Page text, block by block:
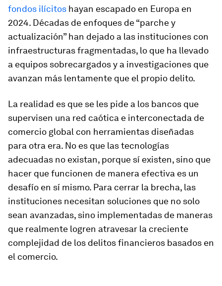
fondos ilícitos hayan escapado en Europa en
2024. Décadas de enfoques de “parche y
actualización” han dejado a las instituciones con
infraestructuras fragmentadas, lo que ha llevado
a equipos sobrecargados y a investigaciones que
avanzan más lentamente que el propio delito.
La realidad es que se les pide a los bancos que
supervisen una red caótica e interconectada de
comercio global con herramientas diseñadas
para otra era. No es que las tecnologías
adecuadas no existan, porque sí existen, sino que
hacer que funcionen de manera efectiva es un
desafío en sí mismo. Para cerrar la brecha, las
instituciones necesitan soluciones que no solo
sean avanzadas, sino implementadas de maneras
que realmente logren atravesar la creciente
complejidad de los delitos financieros basados en
el comercio.